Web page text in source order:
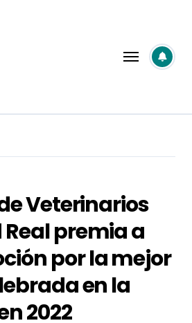
Veterinarios
premia a
por la mejor
en la
2022